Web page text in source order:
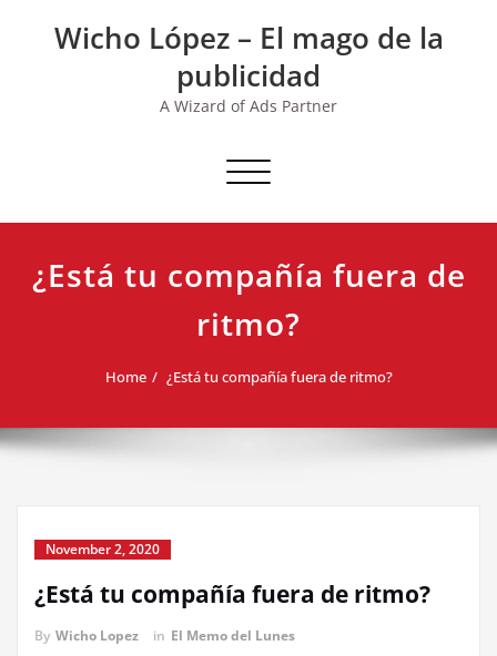
Wicho López – El mago de la
publicidad
A Wizard of Ads Partner
Toggle navigation
¿Está tu compañía fuera de
ritmo?
Home ¿Está tu compañía fuera de ritmo?
November 2, 2020
¿Está tu compañía fuera de ritmo?
By Wicho Lopez in El Memo del Lunes